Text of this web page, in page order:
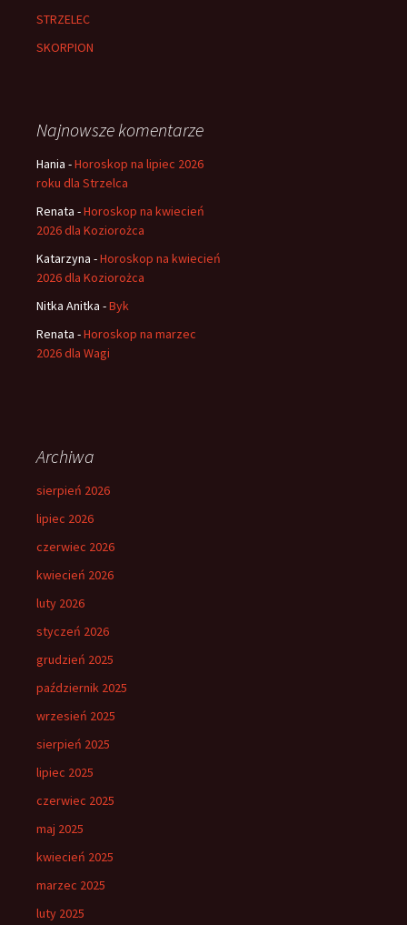
STRZELEC
SKORPION
Najnowsze komentarze
Hania -Horoskop na lipiec 2026
roku dla Strzelca
Renata -Horoskop na kwiecień
2026 dla Koziorożca
Katarzyna -Horoskop na kwiecień
2026 dla Koziorożca
Nitka Anitka -Byk
Renata -Horoskop na marzec
2026 dla Wagi
Archiwa
sierpień 2026
lipiec 2026
czerwiec 2026
kwiecień 2026
luty 2026
styczeń 2026
grudzień 2025
październik 2025
wrzesień 2025
sierpień 2025
lipiec 2025
czerwiec 2025
maj 2025
kwiecień 2025
marzec 2025
luty 2025